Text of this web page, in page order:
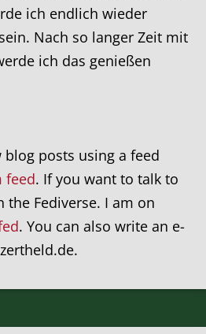
ich endlich wieder
Nach so langer Zeit mit
ich das genießen
blog posts using a feed
feed. If you want to talk to
the Fediverse. I am on
. You can also write an e-